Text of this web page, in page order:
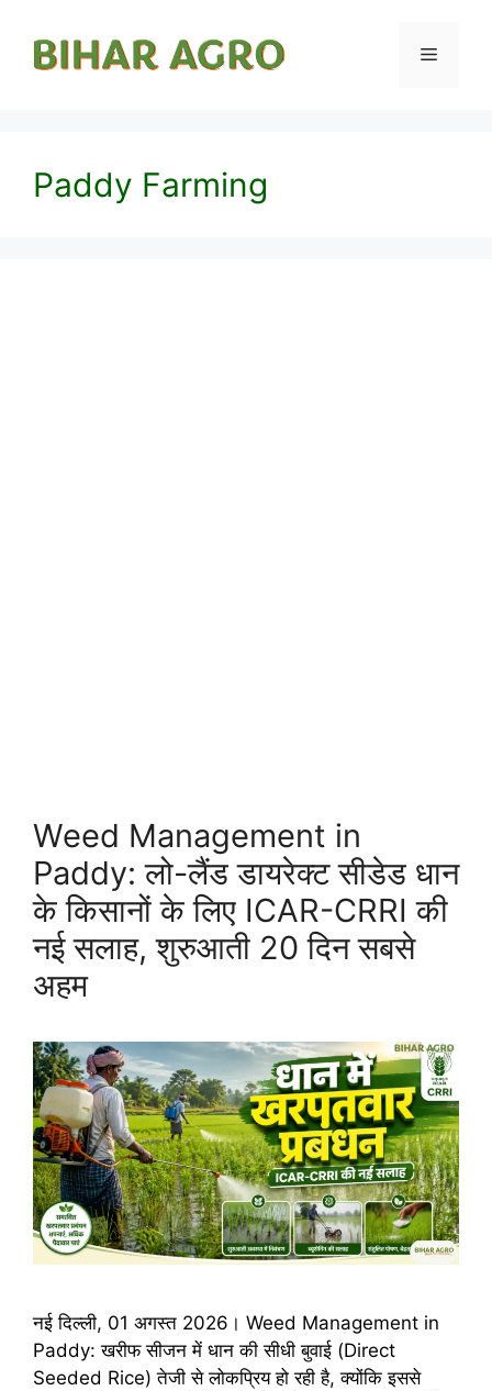
Paddy Farming
Weed Management in
Paddy: लो-लैंड डायरेक्ट सीडेड धान
के किसानों के लिए ICAR-CRRI की
नई सलाह, शुरुआती 20 दिन सबसे
अहम
नई दिल्ली, 01 अगस्त 2026। Weed Management in
Paddy: खरीफ सीजन में धान की सीधी बुवाई (Direct
Seeded Rice) तेजी से लोकप्रिय हो रही है, क्योंकि इससे